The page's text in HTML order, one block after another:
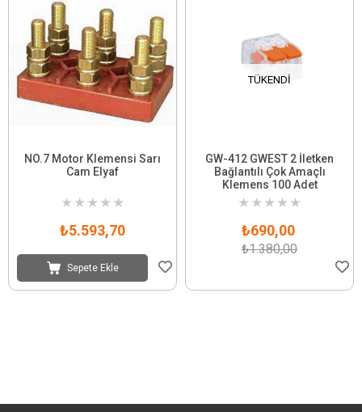
NO.7 Motor Klemensi Sarı
Cam Elyaf
★ ★ ★ ★ ★
₺5.593,70
Sepete Ekle
TÜKENDI
GW-412 GWEST 2 İletken
Bağlantılı Çok Amaçlı
Klemens 100 Adet
★ ★ ★ ★ ★
₺690,00
₺1.380,00